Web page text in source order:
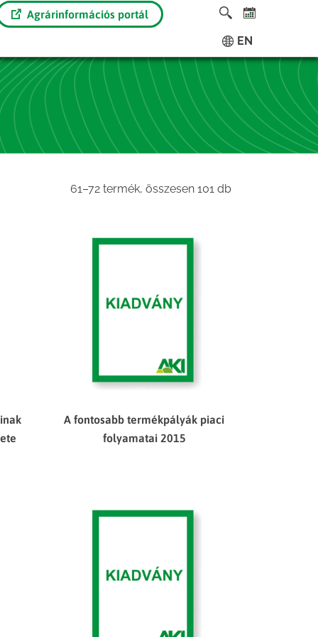
Agrárinformációs portál
EN
61–72 termék, összesen 101 dbSorted
A fontosabb termékpályák piaci
folyamatai 2015